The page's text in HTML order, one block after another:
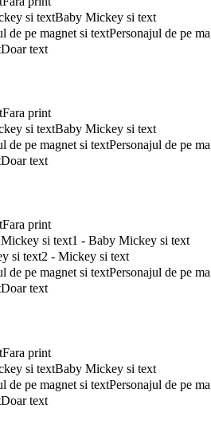
Baby Mickey si text
Personajul de pe
Doar text
Fara print
Baby Mickey si text
Personajul de pe
Doar text
Fara print
1 - Baby Mickey si text
2 - Mickey si text
Personajul de pe
Doar text
Fara print
Baby Mickey si text
Personajul de pe
Doar text